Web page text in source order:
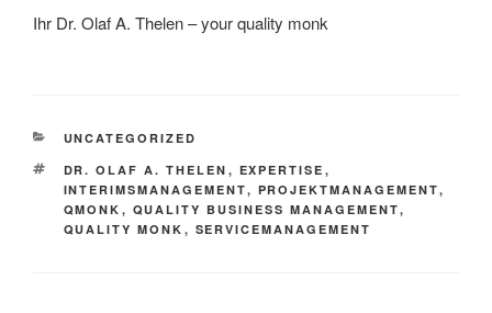
Ihr Dr. Olaf A. Thelen – your quality monk
KATEGORIEN
UNCATEGORIZED
SCHLAGWÖRTER
DR. OLAF A. THELEN , EXPERTISE ,
INTERIMSMANAGEMENT, PROJEKTMANAGEMENT,
QMONK , QUALITY BUSINESS MANAGEMENT,
QUALITY MONK , SERVICEMANAGEMENT